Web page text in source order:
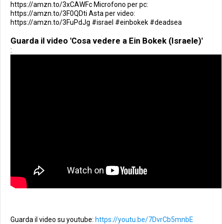
https://amzn.to/3xCAWFc Microfono per pc:
https://amzn.to/3F0QDti Asta per video:
https://amzn.to/3FuPdJg #israel #einbokek #deadsea
Guarda il video 'Cosa vedere a Ein Bokek (Israele)'
:
Guarda il video su youtube: https://youtu.be/7DvrCb5mnbE